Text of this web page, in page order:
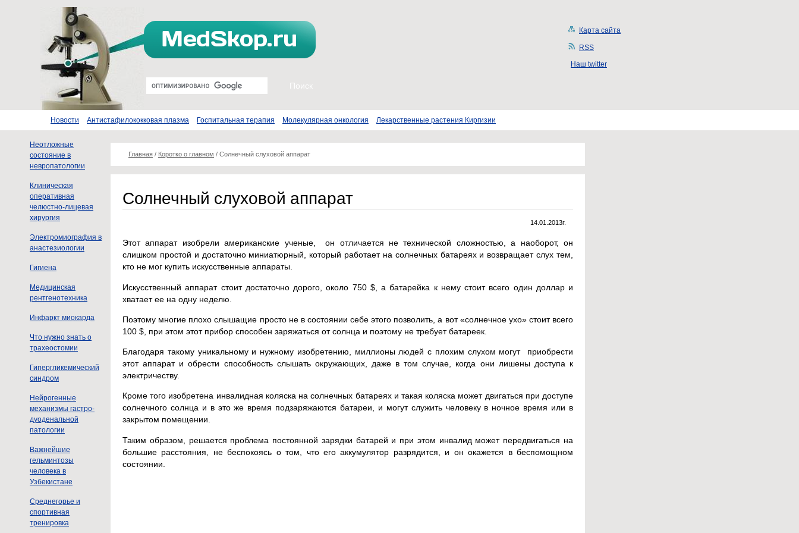
Карта сайта
RSS
Наш twitter
Новости Антистафилококковая плазма Госпитальная терапия Молекулярная онкология Лекарственные растения Киргизии
Неотложные
состояние в
невропатологии
Клиническая
оперативная
челюстно-лицевая
хирургия
Электромиография в
анастезиологии
Гигиена
Медицинская
рентгенотехника
Инфаркт миокарда
Что нужно знать о
трахеостомии
Гипергликемический
синдром
Нейрогенные
механизмы гастро-
дуоденальной
патологии
Важнейшие
гельминтозы
человека в
Узбекистане
Среднегорье и
спортивная
тренировка
Главная / Коротко о главном / Солнечный слуховой аппарат
Солнечный слуховой аппарат
14.01.2013г.
Этот аппарат изобрели американские ученые, он отличается не технической сложностью, а наоборот, он
слишком простой и достаточно миниатюрный, который работает на солнечных батареях и возвращает слух тем,
кто не мог купить искусственные аппараты.
Искусственный аппарат стоит достаточно дорого, около 750 $, а батарейка к нему стоит всего один доллар и
хватает ее на одну неделю.
Поэтому многие плохо слышащие просто не в состоянии себе этого позволить, а вот «солнечное ухо» стоит всего
100 $, при этом этот прибор способен заряжаться от солнца и поэтому не требует батареек.
Благодаря такому уникальному и нужному изобретению, миллионы людей с плохим слухом могут приобрести
этот аппарат и обрести способность слышать окружающих, даже в том случае, когда они лишены доступа к
электричеству.
Кроме того изобретена инвалидная коляска на солнечных батареях и такая коляска может двигаться при доступе
солнечного солнца и в это же время подзаряжаются батареи, и могут служить человеку в ночное время или в
закрытом помещении.
Таким образом, решается проблема постоянной зарядки батарей и при этом инвалид может передвигаться на
большие расстояния, не беспокоясь о том, что его аккумулятор разрядится, и он окажется в беспомощном
состоянии.